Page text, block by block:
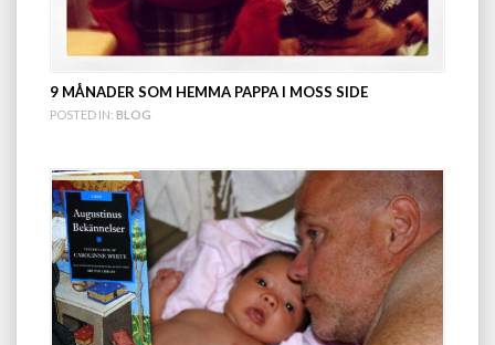
9 MÅNADER SOM HEMMA PAPPA I MOSS SIDE
POSTED IN: BLOG